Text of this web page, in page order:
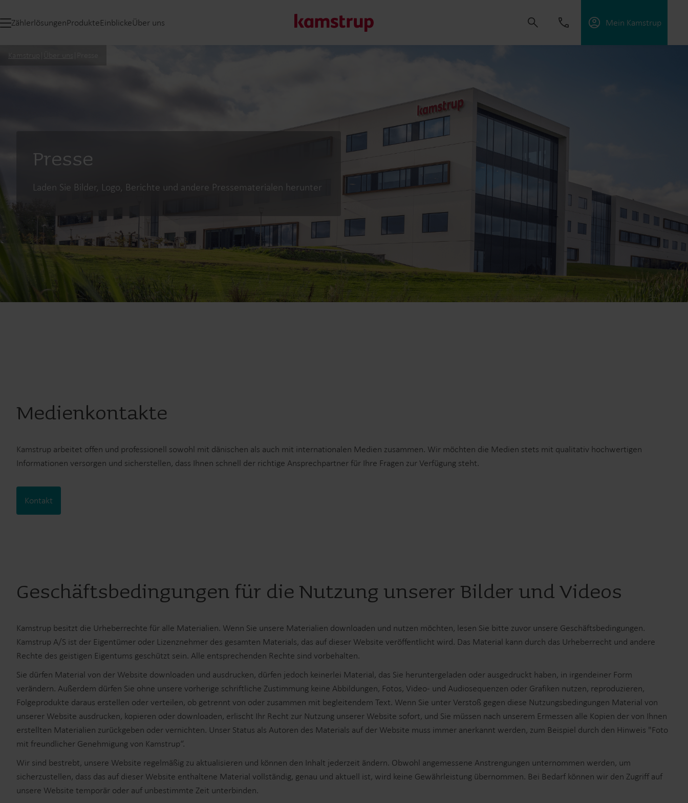
ZählerlösungenProdukteEinblickeÜber uns Mein Kamstrup
Unser Engagement für eine nachhaltigere Zukunft motiviert uns, Lösungen zu schaffen, die es unseren
Kunden ermöglichen, Wasserverluste zu minimieren, Versorgungsunternehmen zu unterstützen, die
Energieeffizienz zu maximieren und die Elektrifizierung effektiv zu managen.
Erfahren Sie mehr über unsere Lösungen
Lösungen im Wasserbereich Lösungen im Wärmebereich Lösungen im Strombereich
Lösungen im Submetering-Bereich Produktzentrum
Presse
Laden Sie Bilder, Logo, Berichte und andere Pressematerialen herunter
Medienkontakte
Kamstrup arbeitet offen und professionell sowohl mit dänischen als auch mit internationalen Medien zusammen. Wir möchten die Medien stets mit qualitativ hochwertigen
Informationen versorgen und sicherstellen, dass Ihnen schnell der richtige Ansprechpartner für Ihre Fragen zur Verfügung steht.
Kontakt
Geschäftsbedingungen für die Nutzung unserer Bilder und Videos
Kamstrup besitzt die Urheberrechte für alle Materialien. Wenn Sie unsere Materialien downloaden und nutzen möchten, lesen Sie bitte zuvor unsere Geschäftsbedingungen.
Kamstrup A/S ist der Eigentümer oder Lizenznehmer des gesamten Materials, das auf dieser Website veröffentlicht wird. Das Material kann durch das Urheberrecht und andere
Rechte des geistigen Eigentums geschützt sein. Alle entsprechenden Rechte sind vorbehalten.
Sie dürfen Material von der Website downloaden und ausdrucken, dürfen jedoch keinerlei Material, das Sie heruntergeladen oder ausgedruckt haben, in irgendeiner Form
verändern. Außerdem dürfen Sie ohne unsere vorherige schriftliche Zustimmung keine Abbildungen, Fotos, Video- und Audiosequenzen oder Grafiken nutzen, reproduzieren,
Folgeprodukte daraus erstellen oder verteilen, ob getrennt von oder zusammen mit begleitendem Text. Wenn Sie unter Verstoß gegen diese Nutzungsbedingungen Material von
unserer Website ausdrucken, kopieren oder downloaden, erlischt Ihr Recht zur Nutzung unserer Website sofort, und Sie müssen nach unserem Ermessen alle Kopien der von Ihnen
erstellten Materialien zurückgeben oder vernichten. Unser Status als Autoren des Materials auf der Website muss immer anerkannt werden, zum Beispiel durch den Hinweis "Foto
mit freundlicher Genehmigung von Kamstrup“.
Wir sind bestrebt, unsere Website regelmäßig zu aktualisieren und können den Inhalt jederzeit ändern. Obwohl angemessene Anstrengungen unternommen werden, um
sicherzustellen, dass das auf dieser Website enthaltene Material vollständig, genau und aktuell ist, wird keine Gewährleistung übernommen. Bei Bedarf können wir den Zugriff auf
unsere Website temporär oder auf unbestimmte Zeit unterbinden.